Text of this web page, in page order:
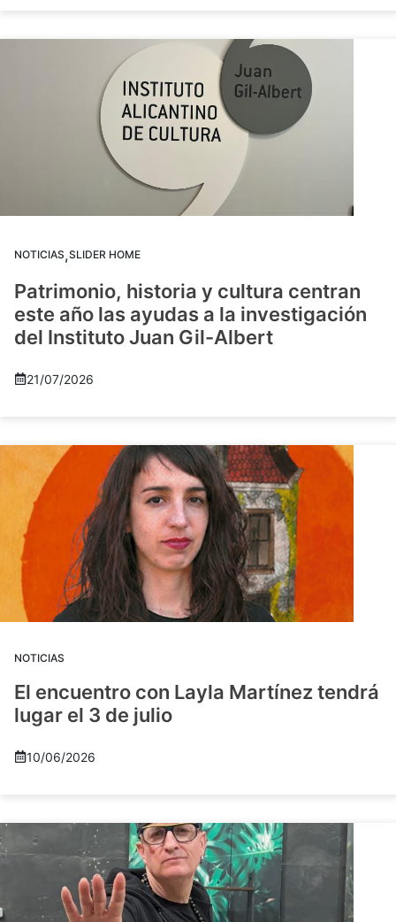
NOTICIAS,SLIDER HOME
Patrimonio, historia y cultura centran
este año las ayudas a la investigación
del Instituto Juan Gil-Albert
21/07/2026
NOTICIAS
El encuentro con Layla Martínez tendrá
lugar el 3 de julio
10/06/2026